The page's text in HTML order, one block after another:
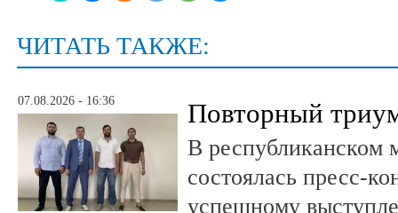
ЧИТАТЬ ТАКЖЕ:
07.08.2026 - 16:36 Повторный
В республиканском
состоялась пресс-
успешному